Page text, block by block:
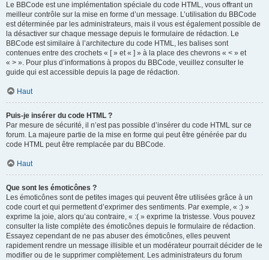
Le BBCode est une implémentation spéciale du code HTML, vous offrant un
meilleur contrôle sur la mise en forme d’un message. L’utilisation du BBCode
est déterminée par les administrateurs, mais il vous est également possible de
la désactiver sur chaque message depuis le formulaire de rédaction. Le
BBCode est similaire à l’architecture du code HTML, les balises sont
contenues entre des crochets « [ » et « ] » à la place des chevrons « < » et
« > ». Pour plus d’informations à propos du BBCode, veuillez consulter le
guide qui est accessible depuis la page de rédaction.
Haut
Puis-je insérer du code HTML ?
Par mesure de sécurité, il n’est pas possible d’insérer du code HTML sur ce
forum. La majeure partie de la mise en forme qui peut être générée par du
code HTML peut être remplacée par du BBCode.
Haut
Que sont les émoticônes ?
Les émoticônes sont de petites images qui peuvent être utilisées grâce à un
code court et qui permettent d’exprimer des sentiments. Par exemple, « :) »
exprime la joie, alors qu’au contraire, « :( » exprime la tristesse. Vous pouvez
consulter la liste complète des émoticônes depuis le formulaire de rédaction.
Essayez cependant de ne pas abuser des émoticônes, elles peuvent
rapidement rendre un message illisible et un modérateur pourrait décider de le
modifier ou de le supprimer complètement. Les administrateurs du forum